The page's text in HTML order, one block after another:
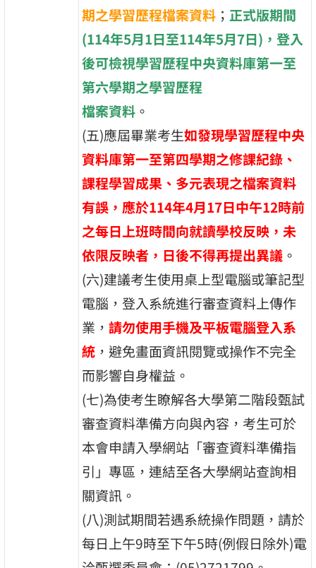
期之學習歷程檔案資料 ；正式版期間
(114年5月1日至114年5月7日)，登入
後可檢視學習歷程中央資料庫第一至
第六學期之學習歷程
檔案資料 。
(五)應屆畢業考生如發現學習歷程中央
資料庫第一至第四學期之修課紀錄、
課程學習成果、多元表現之檔案資料
有誤，應於114年4月17日中午12時前
之每日上班時間向就讀學校反映，未
依限反映者，日後不得再提出異議 。
(六)建議考生使用桌上型電腦或筆記型
電腦，登入系統進行審查資料上傳作
業，請勿使用手機及平板電腦登入系
統 ，避免畫面資訊閱覽或操作不完全
而影響自身權益。
(七)為使考生瞭解各大學第二階段甄試
審查資料準備方向與內容，考生可於
本會申請入學網站「審查資料準備指
引」專區，連結至各大學網站查詢相
關資訊。
(八)測試期間若遇系統操作問題，請於
每日上午9時至下午5時(例假日除外)電